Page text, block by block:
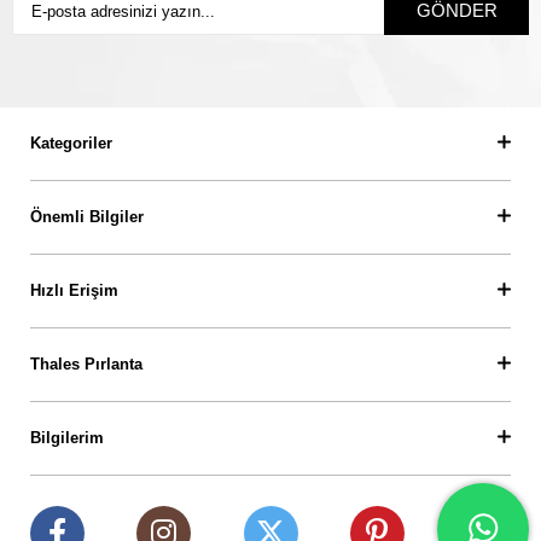
GÖNDER
Kategoriler
Önemli Bilgiler
Hızlı Erişim
Thales Pırlanta
Bilgilerim